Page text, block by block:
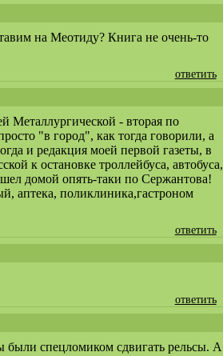
на Меотиду? Книга не очень-то
ответить
Металлургической - вторая по
"в город", как тогда говорили, а
и редакция моей первой газеты, в
к остановке троллейбуса, автобуса,
домой опять-таки по Сержантова!
аптека, поликлиника,гастроном
ответить
ответить
спецломиком сдвигать рельсы. А